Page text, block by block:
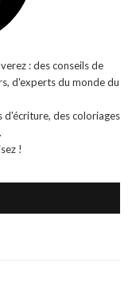
: des conseils de
d'experts du monde du
d'écriture, des coloriages
!